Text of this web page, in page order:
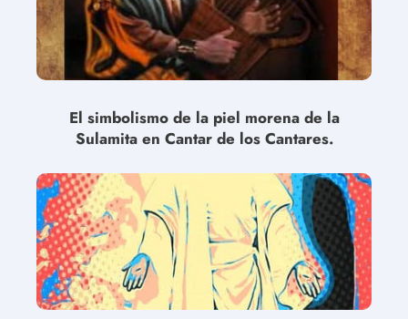
El simbolismo de la piel morena de la
Sulamita en Cantar de los Cantares.